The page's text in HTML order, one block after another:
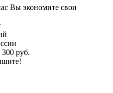
Вы экономите свои
руб.